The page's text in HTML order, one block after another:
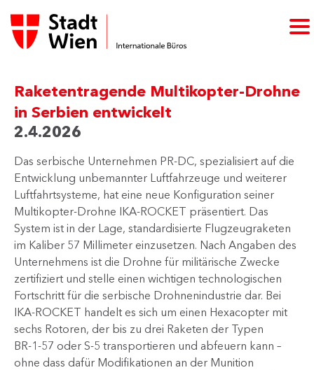
Raketentragende Multikopter‑Drohne
in Serbien entwickelt
2.4.2026
Das serbische Unternehmen PR‑DC, spezialisiert auf die
Entwicklung unbemannter Luftfahrzeuge und weiterer
Luftfahrtsysteme, hat eine neue Konfiguration seiner
Multikopter‑Drohne IKA‑ROCKET präsentiert. Das
System ist in der Lage, standardisierte Flugzeugraketen
im Kaliber 57 Millimeter einzusetzen. Nach Angaben des
Unternehmens ist die Drohne für militärische Zwecke
zertifiziert und stelle einen wichtigen technologischen
Fortschritt für die serbische Drohnenindustrie dar. Bei
IKA‑ROCKET handelt es sich um einen Hexacopter mit
sechs Rotoren, der bis zu drei Raketen der Typen
BR‑1‑57 oder S‑5 transportieren und abfeuern kann –
ohne dass dafür Modifikationen an der Munition